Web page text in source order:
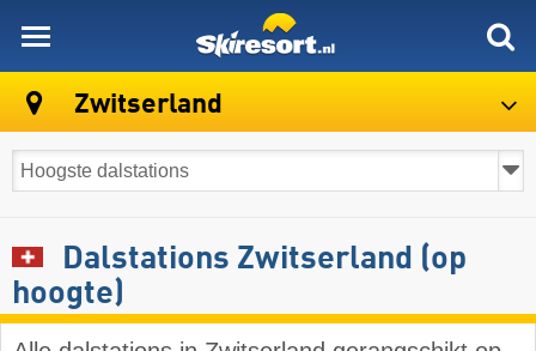
Zwitserland
Dalstations Zwitserland (op
hoogte)